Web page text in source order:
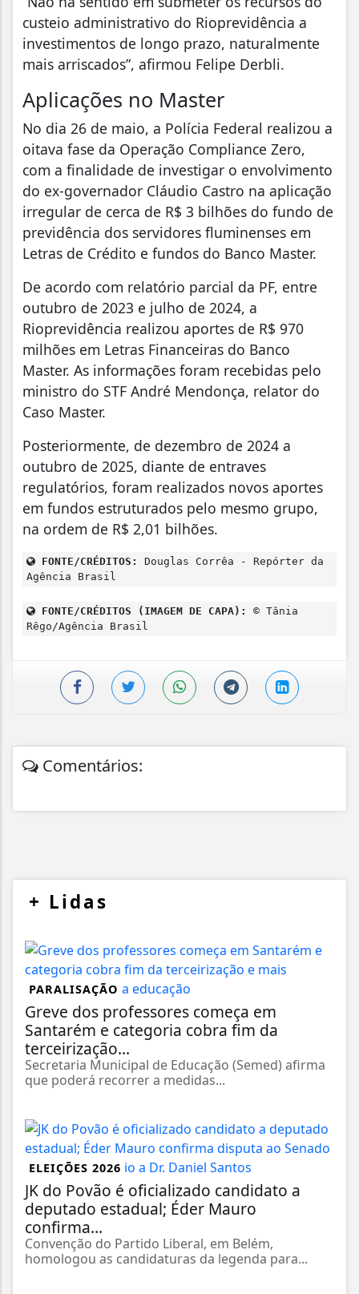
custeio administrativo do Rioprevidência a
investimentos de longo prazo, naturalmente
mais arriscados”, afirmou Felipe Derbli.
Aplicações no Master
No dia 26 de maio, a Polícia Federal realizou a
oitava fase da Operação Compliance Zero,
com a finalidade de investigar o envolvimento
do ex-governador Cláudio Castro na aplicação
irregular de cerca de R$ 3 bilhões do fundo de
previdência dos servidores fluminenses em
Letras de Crédito e fundos do Banco Master.
De acordo com relatório parcial da PF, entre
outubro de 2023 e julho de 2024, a
Rioprevidência realizou aportes de R$ 970
milhões em Letras Financeiras do Banco
Master. As informações foram recebidas pelo
ministro do STF André Mendonça, relator do
Caso Master.
Posteriormente, de dezembro de 2024 a
outubro de 2025, diante de entraves
regulatórios, foram realizados novos aportes
em fundos estruturados pelo mesmo grupo,
na ordem de R$ 2,01 bilhões.
FONTE/CRÉDITOS:
Douglas Corrêa - Repórter da
Agência Brasil
FONTE/CRÉDITOS (IMAGEM DE CAPA):
© Tânia
Rêgo/Agência Brasil
Comentários:
+ Lidas
PARALISAÇÃO
Greve dos professores começa em
Santarém e categoria cobra fim da
terceirização...
Secretaria Municipal de Educação (Semed) afirma
que poderá recorrer a medidas...
ELEIÇÕES 2026
JK do Povão é oficializado candidato a
deputado estadual; Éder Mauro
confirma...
Convenção do Partido Liberal, em Belém,
homologou as candidaturas da legenda para...